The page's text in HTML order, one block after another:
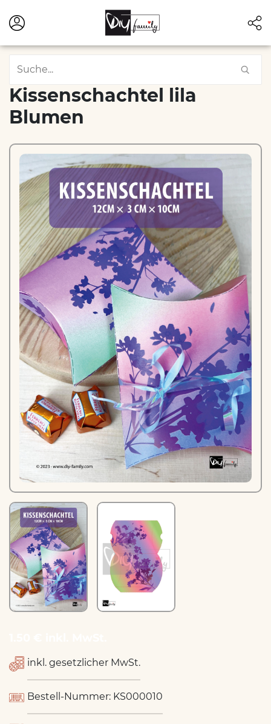
Kissenschachtel lila
Blumen
inkl. gesetzlicher MwSt.
Bestell-Nummer: KS000010